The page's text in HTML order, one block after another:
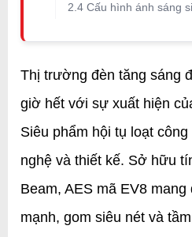
2.4 Cấu hình ánh sáng
Thị trường đèn tăng sáng
giờ hết với sự xuất hiện
Siêu phẩm hội tụ loạt
nghệ và thiết kế. Sở hữu
Beam, AES mã EV8
mạnh, gom siêu nét và